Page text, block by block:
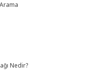
Nedir?